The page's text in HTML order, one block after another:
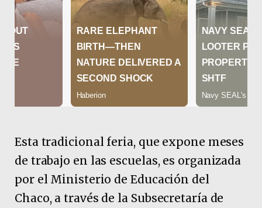
Esta tradicional feria, que expone meses
de trabajo en las escuelas, es organizada
por el Ministerio de Educación del
Chaco, a través de la Subsecretaría de